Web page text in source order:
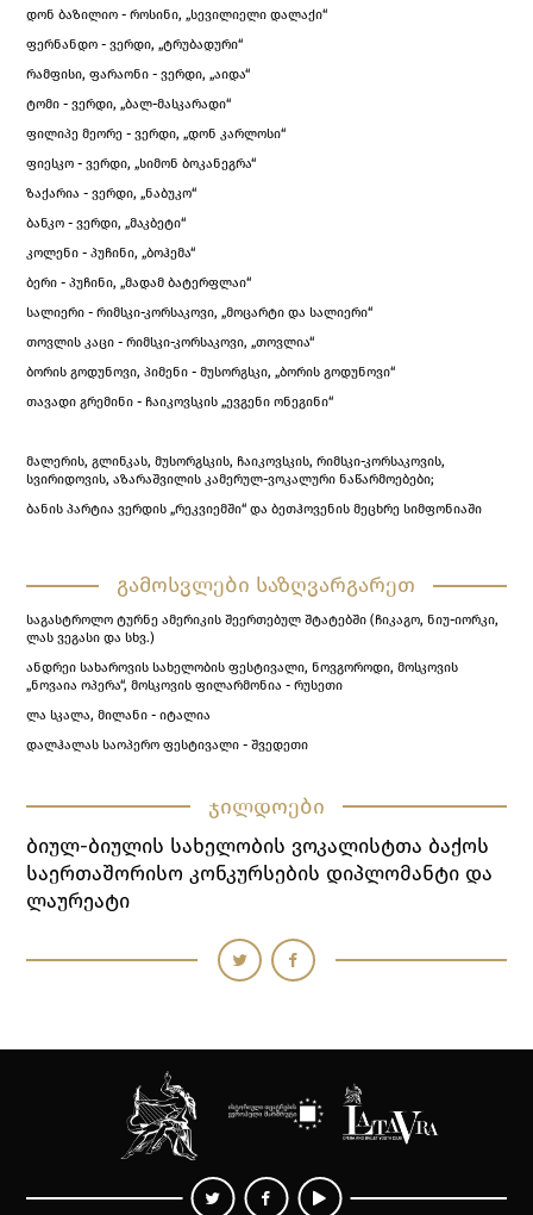
დონ ბაზილიო - როსინი, „სევილიელი დალაქი“
ფერნანდო - ვერდი, „ტრუბადური“
რამფისი, ფარაონი - ვერდი, „აიდა“
ტომი - ვერდი, „ბალ-მასკარადი“
ფილიპე მეორე - ვერდი, „დონ კარლოსი“
ფიესკო - ვერდი, „სიმონ ბოკანეგრა“
ზაქარია - ვერდი, „ნაბუკო“
ბანკო - ვერდი, „მაკბეტი“
კოლენი - პუჩინი, „ბოჰემა“
ბერი - პუჩინი, „მადამ ბატერფლაი“
სალიერი - რიმსკი-კორსაკოვი, „მოცარტი და სალიერი“
თოვლის კაცი - რიმსკი-კორსაკოვი, „თოვლია“
ბორის გოდუნოვი, პიმენი - მუსორგსკი, „ბორის გოდუნოვი“
თავადი გრემინი - ჩაიკოვსკის „ევგენი ონეგინი“
მალერის, გლინკას, მუსორგსკის, ჩაიკოვსკის, რიმსკი-კორსაკოვის,
სვირიდოვის, აზარაშვილის კამერულ-ვოკალური ნაწარმოებები;
ბანის პარტია ვერდის „რეკვიემში“ და ბეთჰოვენის მეცხრე სიმფონიაში
გამოსვლები საზღვარგარეთ
საგასტროლო ტურნე ამერიკის შეერთებულ შტატებში (ჩიკაგო, ნიუ-იორკი,
ლას ვეგასი და სხვ.)
ანდრეი სახაროვის სახელობის ფესტივალი, ნოვგოროდი, მოსკოვის
„ნოვაია ოპერა“, მოსკოვის ფილარმონია - რუსეთი
ლა სკალა, მილანი - იტალია
დალჰალას საოპერო ფესტივალი - შვედეთი
ჯილდოები
Ბიულ-Ბიულის Სახელობის Ვოკალისტთა Ბაქოს
Საერთაშორისო Კონკურსების Დიპლომანტი Და
Ლაურეატი